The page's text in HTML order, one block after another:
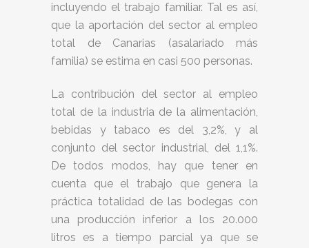
incluyendo el trabajo familiar. Tal es así,
que la aportación del sector al empleo
total de Canarias (asalariado más
familia) se estima en casi 500 personas.
La contribución del sector al empleo
total de la industria de la alimentación,
bebidas y tabaco es del 3,2%, y al
conjunto del sector industrial, del 1,1%.
De todos modos, hay que tener en
cuenta que el trabajo que genera la
práctica totalidad de las bodegas con
una producción inferior a los 20.000
litros es a tiempo parcial ya que se